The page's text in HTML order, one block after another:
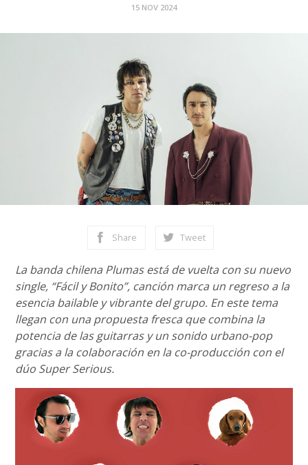
15 NOV 2024
Share Tweet
La banda chilena Plumas está de vuelta con su nuevo
single, “Fácil y Bonito”, canción marca un regreso a la
esencia bailable y vibrante del grupo. En este tema
llegan con una propuesta fresca que combina la
potencia de las guitarras y un sonido urbano-pop
gracias a la colaboración en la co-producción con el
dúo Super Serious.